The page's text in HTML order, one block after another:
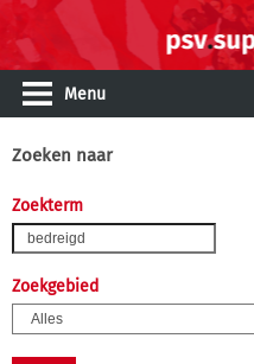
Menu
Zoeken naar
Zoekterm
Zoekgebied